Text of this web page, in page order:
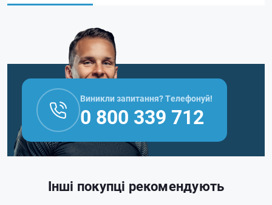
Виникли запитання? Телефонуй!
0 800 339 712
Інші покупці рекомендують